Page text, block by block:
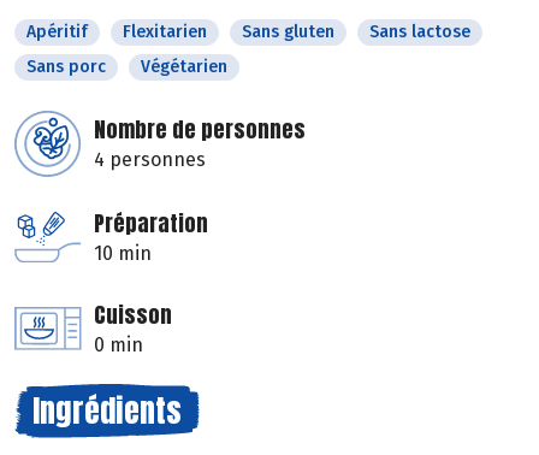
Apéritif Flexitarien Sans gluten
Sans lactose
Sans porc
Végétarien
Nombre de personnes
4 personnes
Préparation
10 min
Cuisson
0 min
Ingrédients